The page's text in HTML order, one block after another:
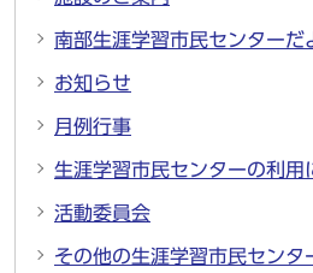
南部生涯学習市民センターだ
お知らせ
月例行事
生涯学習市民センターの利用
活動委員会
その他の生涯学習市民センタ